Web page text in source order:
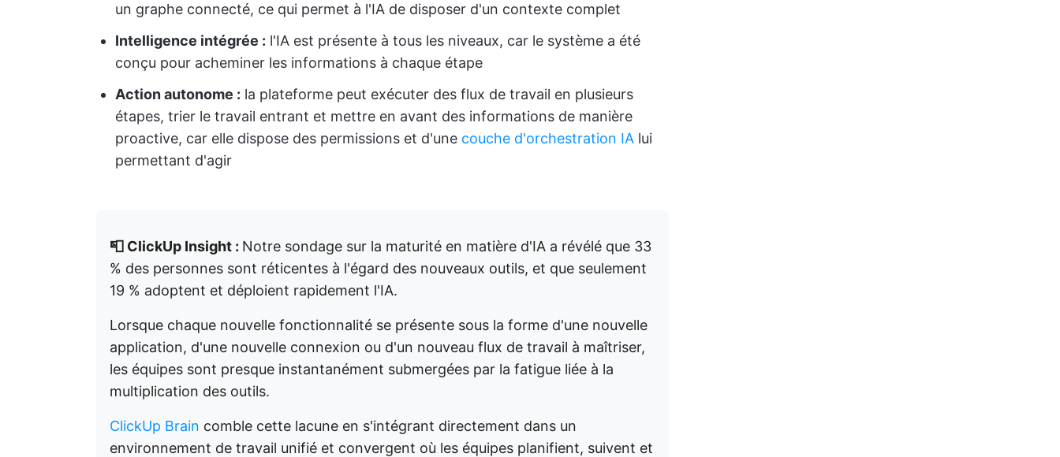
un graphe connecté, ce qui permet à l'IA de disposer d'un contexte complet
Intelligence intégrée : l'IA est présente à tous les niveaux, car le système a été
conçu pour acheminer les informations à chaque étape
Action autonome : la plateforme peut exécuter des flux de travail en plusieurs
étapes, trier le travail entrant et mettre en avant des informations de manière
proactive, car elle dispose des permissions et d'une couche d'orchestration IA lui
permettant d'agir
📮 ClickUp Insight : Notre sondage sur la maturité en matière d'IA a révélé que 33
% des personnes sont réticentes à l'égard des nouveaux outils, et que seulement
19 % adoptent et déploient rapidement l'IA.
Lorsque chaque nouvelle fonctionnalité se présente sous la forme d'une nouvelle
application, d'une nouvelle connexion ou d'un nouveau flux de travail à maîtriser,
les équipes sont presque instantanément submergées par la fatigue liée à la
multiplication des outils.
ClickUp Brain comble cette lacune en s'intégrant directement dans un
environnement de travail unifié et convergent où les équipes planifient, suivent et